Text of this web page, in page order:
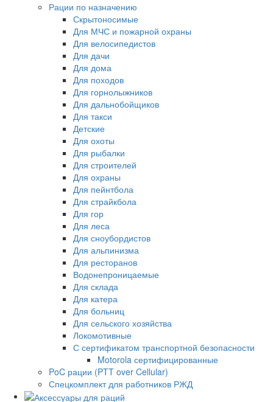
Рации по назначению
Скрытоносимые
Для МЧС и пожарной охраны
Для велосипедистов
Для дачи
Для дома
Для походов
Для горнолыжников
Для дальнобойщиков
Для такси
Детские
Для охоты
Для рыбалки
Для строителей
Для охраны
Для пейнтбола
Для страйкбола
Для гор
Для леса
Для сноубордистов
Для альпинизма
Для ресторанов
Водонепроницаемые
Для склада
Для катера
Для больниц
Для сельского хозяйства
Локомотивные
С сертификатом транспортной безопасности
Motorola сертифицированные
PoC рации (PTT over Cellular)
Спецкомплект для работников РЖД